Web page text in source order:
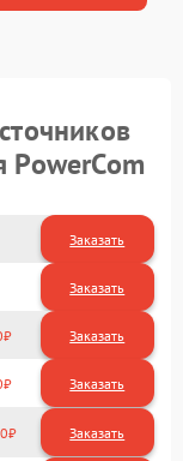
PowerCom
Заказать
Заказать